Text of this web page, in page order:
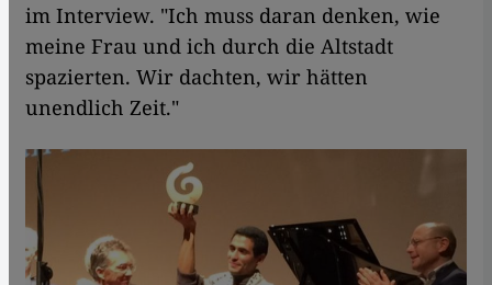
im Interview. "Ich muss daran denken, wie
meine Frau und ich durch die Altstadt
spazierten. Wir dachten, wir hätten
unendlich Zeit."